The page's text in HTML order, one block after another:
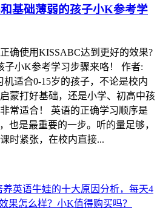
基础薄弱的孩子小K参考学
确使用KISSABC达到更好的效果?
子小K参考学习步骤来咯！ 作者:
机适合0-15岁的孩子，不论是校内
蒙打好基础，还是小学、初高中孩
常适合！ 英语的正确学习顺序是
也是最重要的一步。听的量足够，
时紧张，在校内直接...